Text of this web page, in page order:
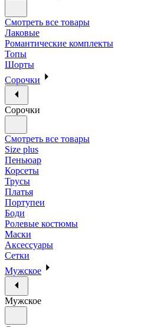
Смотреть все товары
Лаковые
Романтические комплекты
Топы
Шорты
Сорочки
Сорочки
Смотреть все товары
Size plus
Пеньюар
Корсеты
Трусы
Платья
Портупеи
Боди
Ролевые костюмы
Маски
Аксессуары
Сетки
Мужское
Мужское